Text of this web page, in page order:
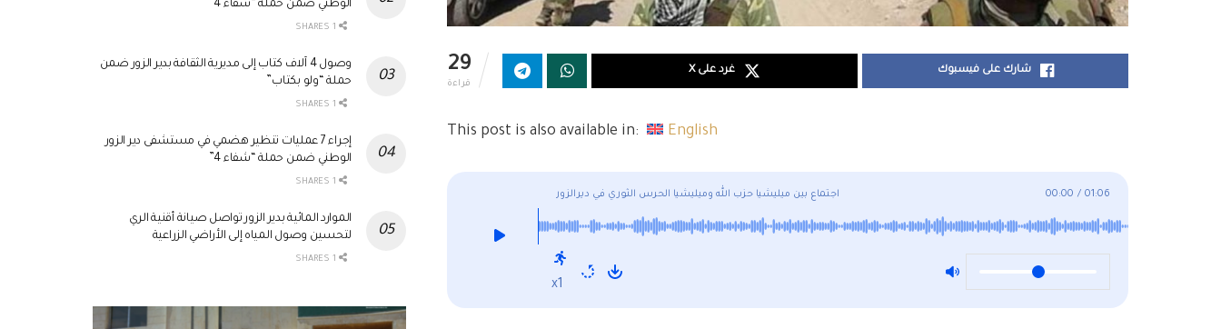
29
قراءة
شارك على فيسبوك غرد على X
This post is also available in: English
اجتماع بين ميليشيا حزب الله وميليشيا الحرس الثوري في ديرالزور 00:00 / 01:06
x1
الوطني ضمن حملة “شفاء 4”
وصول 4 آلاف كتاب إلى مديرية الثقافة بدير الزور ضمن
حملة “ولو بكتاب”
إجراء 7 عمليات تنظير هضمي في مستشفى دير الزور
الوطني ضمن حملة “شفاء 4”
الموارد المائية بدير الزور تواصل صيانة أقنية الري
لتحسين وصول المياه إلى الأراضي الزراعية